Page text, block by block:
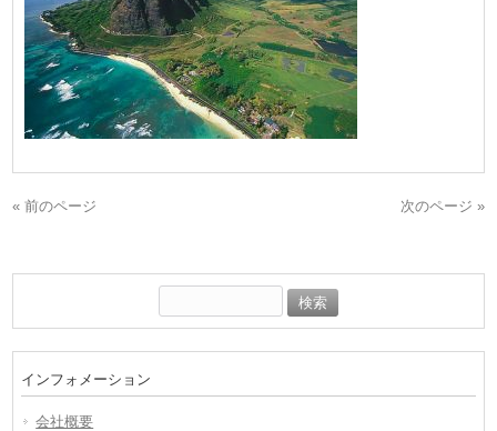
« 前のページ 次のページ »
索:
インフォメーション
会社概要